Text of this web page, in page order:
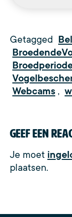
Getagged
Webcams ,
Geef een
Je moet
plaatsen.